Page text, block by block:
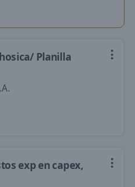
Planilla
exp en capex,